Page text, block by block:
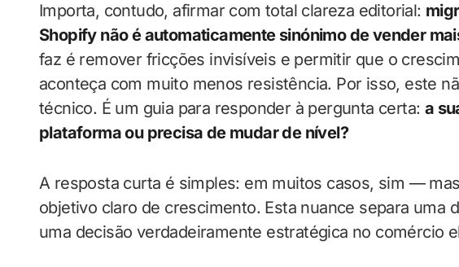
Importa, contudo, afirmar com total clareza editorial:
Shopify não é automaticamente sinónimo de vender
faz é remover fricções invisíveis e permitir que o
aconteça com muito menos resistência. Por isso, este
técnico. É um guia para responder à pergunta certa: a
plataforma ou precisa de mudar de nível?
A resposta curta é simples: em muitos casos, sim —
objetivo claro de crescimento. Esta nuance separa uma
uma decisão verdadeiramente estratégica no comércio